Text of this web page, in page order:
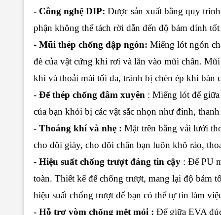
- Công nghệ DIP: Được sản xuất bằng quy
phận không thể tách rời dẫn đến độ bám dính
- Mũi thép chống dập ngón: Miếng lót ngón
đè của vật cứng khi rơi và lăn vào mũi chân.
khí và thoải mái tối đa, tránh bị chèn ép khi bàn
- Đế thép chống đâm xuyên : Miếng lót đế giữa
của bạn khỏi bị các vật sắc nhọn như đinh,
- Thoáng khí và nhẹ : Mặt trên bằng vải lưới
cho đôi giày, cho đôi chân bạn luôn khô ráo,
- Hiệu suất chống trượt đáng tin cậy : Đế PU
toàn. Thiết kế đế chống trượt, mang lại độ bám
hiệu suất chống trượt để bạn có thể tự tin làm
- Hỗ trợ vòm chống mệt mỏi : Đế giữa EVA